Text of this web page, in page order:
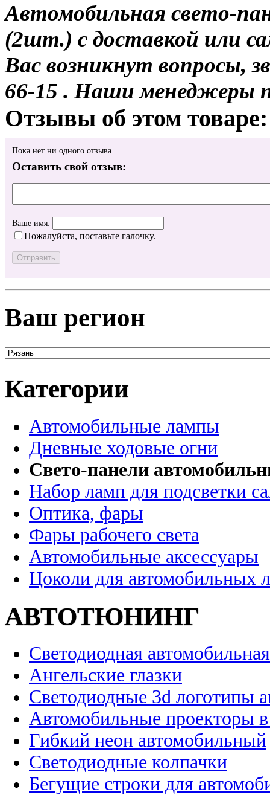
Автомобильная свето-
(2шт.) с доставкой или
Вас возникнут вопросы,
66-15 . Наши менеджеры
Отзывы об этом товаре:
Пока нет ни одного отзыва
Оставить свой отзыв:
Ваше имя:
Пожалуйста, поставьте галочку.
Ваш регион
Категории
Автомобильные лампы
Дневные ходовые огни
Свето-панели
Набор ламп для подсветки
Оптика, фары
Фары рабочего света
Автомобильные аксессуары
Цоколи для автомобильных
АВТОТЮНИНГ
Светодиодная
Ангельские глазки
Светодиодные 3d логотипы
Автомобильные проекторы
Гибкий неон автомобильный
Светодиодные колпачки
Бегущие строки для